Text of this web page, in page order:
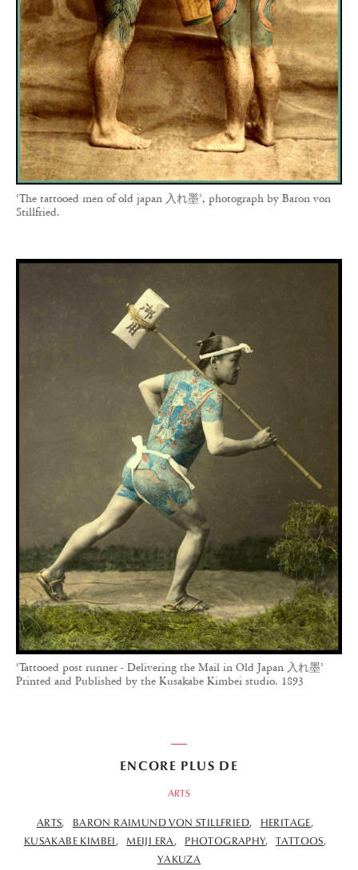
‘The tattooed men of old japan 入れ墨’, photograph by Baron von
Stillfried.
‘Tattooed post runner - Delivering the Mail in Old Japan 入れ墨’
Printed and Published by the Kusakabe Kimbei studio. 1893
ENCORE PLUS DE
ARTS
ARTS BARON RAIMUND VON STILLFRIED
HERITAGE
KUSAKABE KIMBEI
MEIJI ERA PHOTOGRAPHY
TATTOOS
YAKUZA